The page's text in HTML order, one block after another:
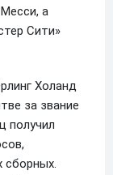
а
Сити»
Холанд
за звание
получил
сборных.